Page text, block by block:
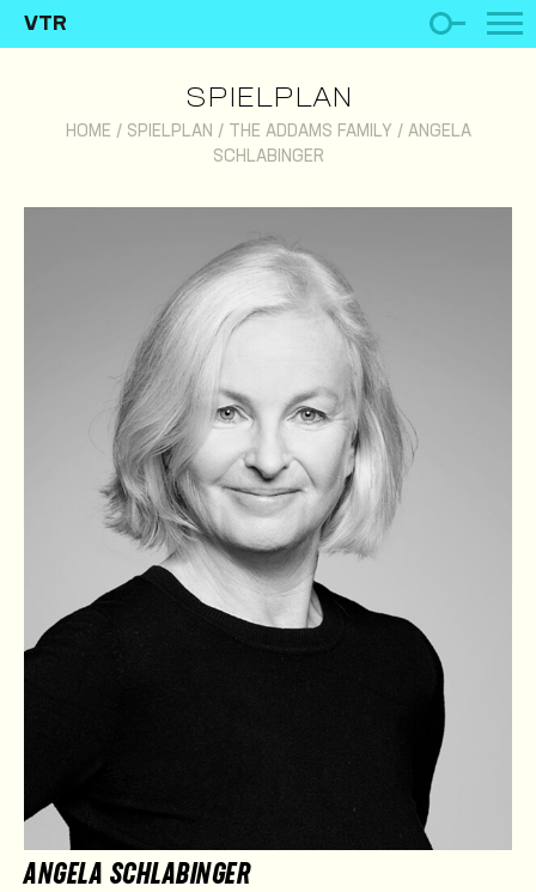
VTR
SPIELPLAN
HOME / SPIELPLAN / THE ADDAMS FAMILY / ANGELA
SCHLABINGER
ANGELA SCHLABINGER